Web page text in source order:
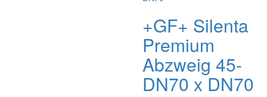
+GF+ Silenta
Premium
Abzweig 45-
DN70 x DN70